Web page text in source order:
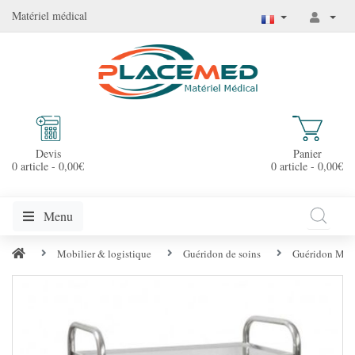
Matériel médical
Devis
0 article - 0,00€
Panier
0 article - 0,00€
Menu
Mobilier & logistique Guéridon de soins Guéridon